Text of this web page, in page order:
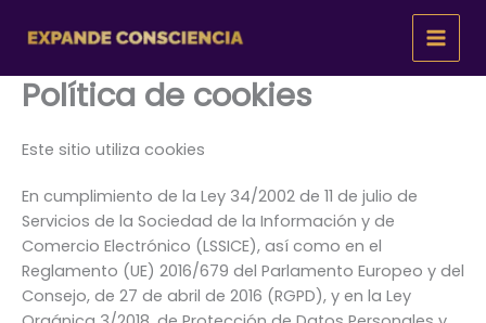
Política de cookies
Este sitio utiliza cookies
En cumplimiento de la Ley 34/2002 de 11 de julio de
Servicios de la Sociedad de la Información y de
Comercio Electrónico (LSSICE), así como en el
Reglamento (UE) 2016/679 del Parlamento Europeo y del
Consejo, de 27 de abril de 2016 (RGPD), y en la Ley